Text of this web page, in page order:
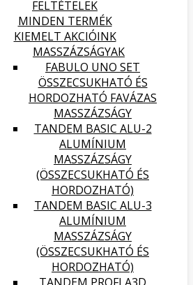
FELTÉTELEK
MINDEN TERMÉK
KIEMELT AKCIÓINK
MASSZÁZSÁGYAK
FABULO UNO SET
ÖSSZECSUKHATÓ ÉS
HORDOZHATÓ FAVÁZAS
MASSZÁZSÁGY
TANDEM BASIC ALU-2
ALUMÍNIUM
MASSZÁZSÁGY
(ÖSSZECSUKHATÓ ÉS
HORDOZHATÓ)
TANDEM BASIC ALU-3
ALUMÍNIUM
MASSZÁZSÁGY
(ÖSSZECSUKHATÓ ÉS
HORDOZHATÓ)